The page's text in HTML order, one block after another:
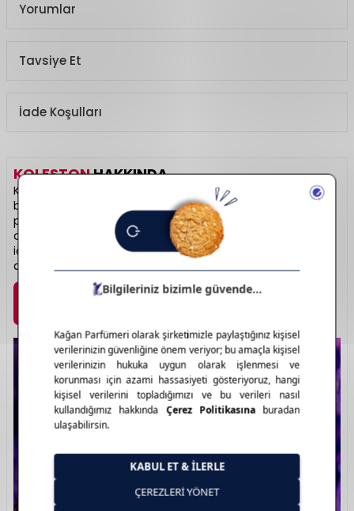
Yorumlar
Tavsiye Et
İade Koşulları
KOLESTONHAKKINDA
Koleston, yoğun ve kalıcı renkleriyle evde profesyonel saç
boyama deneyimi sunar. Beyaz kapamada yüksek
performansa sahip, bakım etkili formüller içerir. Parlak ve
canlı renk tonlarıyla dikkat çeker. Saç telini güçlendiren
içerikleri sayesinde yıpranmayı azaltır. Güçlü renklerin
adresi: Koleston.